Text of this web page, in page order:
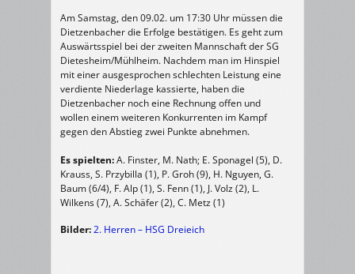
Am Samstag, den 09.02. um 17:30 Uhr müssen die
Dietzenbacher die Erfolge bestätigen. Es geht zum
Auswärtsspiel bei der zweiten Mannschaft der SG
Dietesheim/Mühlheim. Nachdem man im Hinspiel
mit einer ausgesprochen schlechten Leistung eine
verdiente Niederlage kassierte, haben die
Dietzenbacher noch eine Rechnung offen und
wollen einem weiteren Konkurrenten im Kampf
gegen den Abstieg zwei Punkte abnehmen.
Es spielten:A. Finster, M. Nath; E. Sponagel (5), D.
Krauss, S. Przybilla (1), P. Groh (9), H. Nguyen, G.
Baum (6/4), F. Alp (1), S. Fenn (1), J. Volz (2), L.
Wilkens (7), A. Schäfer (2), C. Metz (1)
Bilder:2. Herren – HSG Dreieich